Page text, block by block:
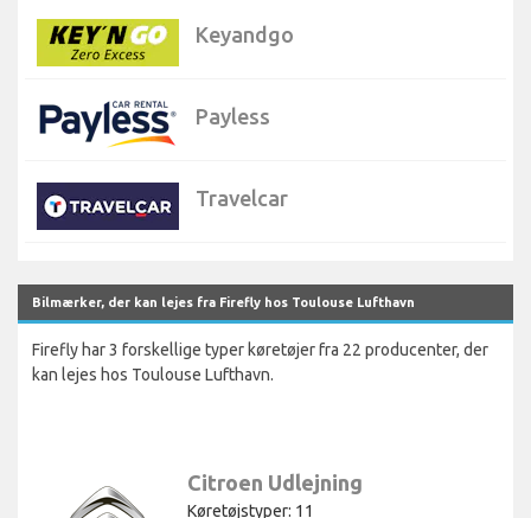
Keyandgo
Payless
Travelcar
Bilmærker, der kan lejes fra Firefly hos Toulouse Lufthavn
Firefly har 3 forskellige typer køretøjer fra 22 producenter, der
kan lejes hos Toulouse Lufthavn.
Citroen Udlejning
Køretøjstyper: 11